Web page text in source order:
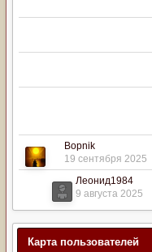
Bopnik
19 сентября 2025
Леонид1984
9 августа 2025
Карта пользователей